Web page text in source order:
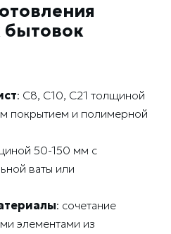
бытовок
: C8, C10, C21 толщиной
покрытием и полимерной
50-150 мм с
ваты или
: сочетание
элементами из